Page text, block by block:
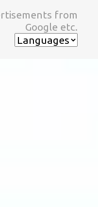
ンテンツに移動
from
Google etc.